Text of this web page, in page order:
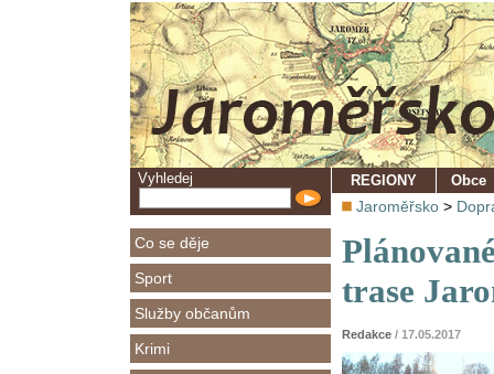
Vyhledej
Co se děje
Sport
Služby občanům
Krimi
REGIONY Obce
Jaroměřsko >
trase
Redakce / 17.05.2017